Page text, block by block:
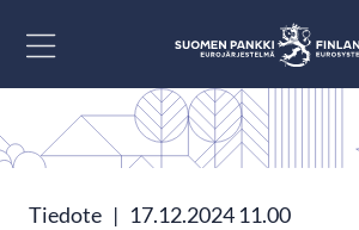
Tiedote | 17.12.2024 11.00